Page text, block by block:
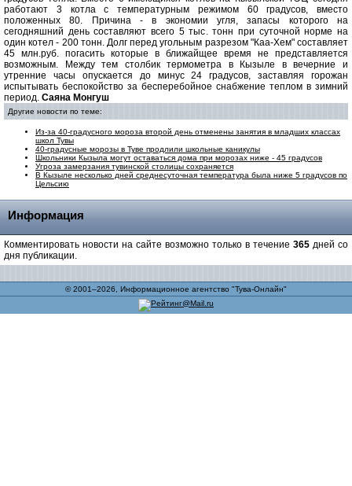
работают 3 котла с температурным режимом 60 градусов, вместо
положенных 80. Причина - в экономии угля, запасы которого на
сегодняшний день составляют всего 5 тыс. тонн при суточной норме на
один котел - 200 тонн. Долг перед угольным разрезом "Каа-Хем" составляет
45 млн.руб. погасить которые в ближайщее время не представляется
возможным. Между тем столбик термометра в Кызыле в вечерние и
утренние часы опускается до минус 24 градусов, заставляя горожан
испытывать беспокойство за бесперебойное снабжение теплом в зимний
период. Саяна Монгуш
Другие новости по теме:
Из-за 40-градусного мороза второй день отменены занятия в младших классах
школ Тувы
40-градусные морозы в Туве продлили школьные каникулы
Школьники Кызыла могут оставаться дома при морозах ниже - 45 градусов
Угроза замерзания тувинской столицы сохраняется
В Кызыле несколько дней среднесуточная температура была ниже 5 градусов по
Цельсию
Информация
Комментировать новости на сайте возможно только в течение 365 дней со
дня публикации.
© 2001–2026, Информационное агентство "Тува-Онлайн"